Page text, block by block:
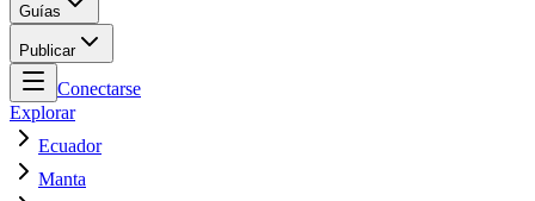
Guías
Publicar
Conectarse
Explorar
Ecuador
Manta